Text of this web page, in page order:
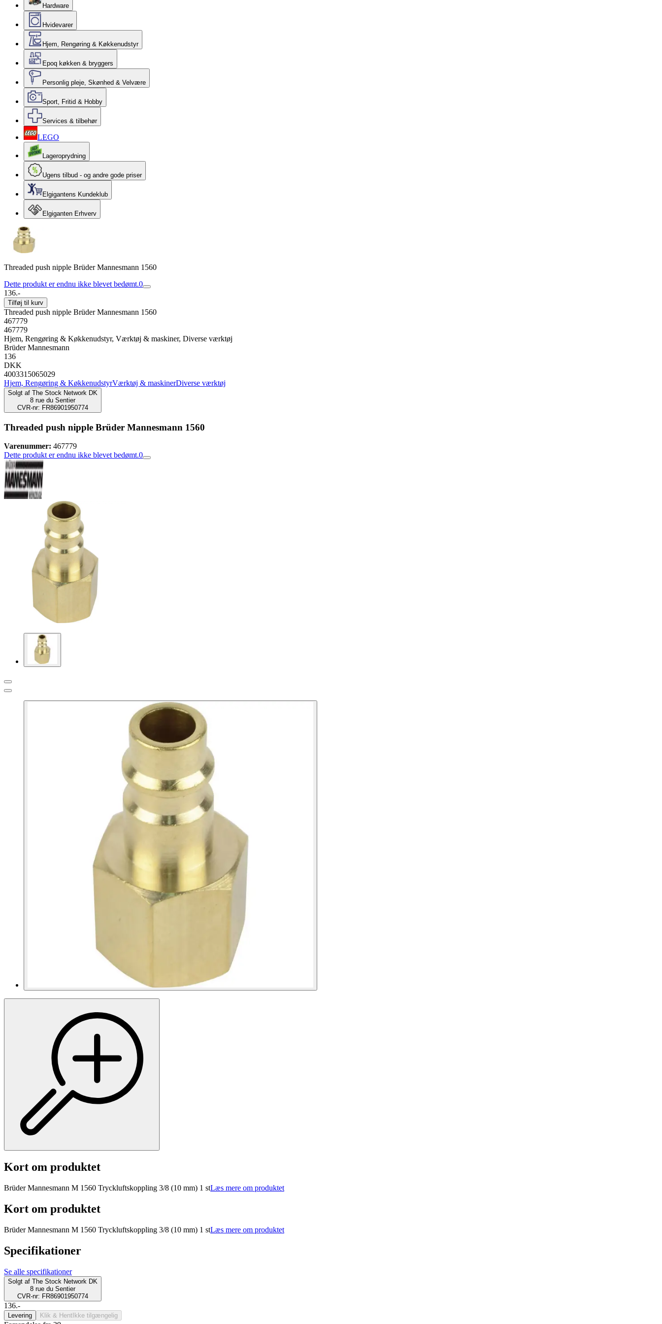
Hardware
Hvidevarer
Hjem, Rengøring & Køkkenudstyr
Epoq køkken & bryggers
Personlig pleje, Skønhed & Velvære
Sport, Fritid & Hobby
Services & tilbehør
LEGO
Lageroprydning
Ugens tilbud - og andre gode priser
Elgigantens Kundeklub
Elgiganten Erhverv
Threaded push nipple Brüder Mannesmann 1560
Dette produkt er endnu ikke blevet bedømt.0
136.-
Tilføj til kurv
Threaded push nipple Brüder Mannesmann 1560
467779
467779
Hjem, Rengøring & Køkkenudstyr, Værktøj & maskiner, Diverse værktøj
Brüder Mannesmann
136
DKK
4003315065029
Hjem, Rengøring & KøkkenudstyrVærktøj & maskinerDiverse værktøj
Solgt af The Stock Network DK
8 rue du Sentier
CVR-nr: FR86901950774
Threaded push nipple Brüder Mannesmann 1560
Varenummer: 467779
Dette produkt er endnu ikke blevet bedømt.0
Kort om produktet
Brüder Mannesmann M 1560 Tryckluftskoppling 3/8 (10 mm) 1 stLæs mere om produktet
Kort om produktet
Brüder Mannesmann M 1560 Tryckluftskoppling 3/8 (10 mm) 1 stLæs mere om produktet
Specifikationer
Se alle specifikationer
Solgt af The Stock Network DK
8 rue du Sentier
CVR-nr: FR86901950774
136.-
Levering Klik & Hent Ikke tilgængelig